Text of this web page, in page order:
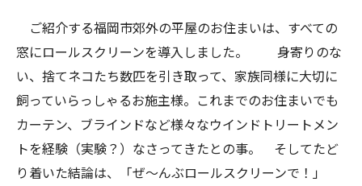
ご紹介する福岡市郊外の平屋のお住まいは、すべての
窓にロールスクリーンを導入しました。
身寄りのな
い、捨てネコたち数匹を引き取って、家族同様に大切に
飼っていらっしゃるお施主様。これまでのお住まいでも
カーテン、ブラインドなど様々なウインドトリートメン
トを経験（実験？）なさってきたとの事。 そしてたど
り着いた結論は、「ぜ～んぶロールスクリーンで！」